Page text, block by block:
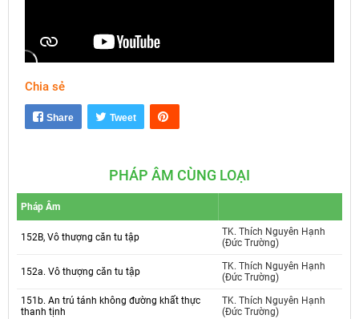
Chia sẻ
Share Tweet
PHÁP ÂM CÙNG LOẠI
Pháp Âm
152B, Vô thượng căn tu tập
TK. Thích Nguyên Hạnh
(Đức Trường)
152a. Vô thượng căn tu tập
TK. Thích Nguyên Hạnh
(Đức Trường)
151b. An trú tánh không đường khất thực
thanh tịnh
TK. Thích Nguyên Hạnh
(Đức Trường)